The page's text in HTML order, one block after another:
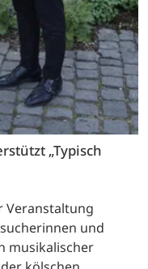
„Typisch
Veranstaltung
und
musikalischer